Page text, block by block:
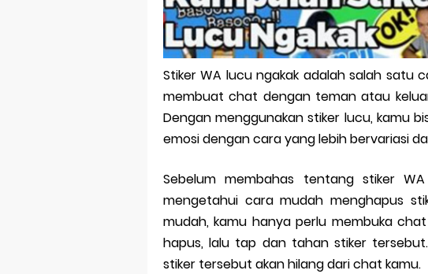
Cara Mengecek Windows
Simpan Profil Ig Dengan
Aplikasi Togel Android:
Siap Video Call, tapi
Stiker WA lucu ngakak adalah salah satu
membuat chat dengan teman atau
Dengan menggunakan stiker lucu, kamu
emosi dengan cara yang lebih bervariasi
Sebelum membahas tentang stiker
mengetahui cara mudah menghapus
mudah, kamu hanya perlu membuka
hapus, lalu tap dan tahan stiker
stiker tersebut akan hilang dari chat kamu.